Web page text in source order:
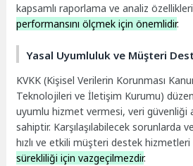
kapsamlı raporlama ve analiz
performansını ölçmek için önemlidir.
Yasal Uyumluluk ve Müşteri
KVKK (Kişisel Verilerin Korunması
Teknolojileri ve İletişim Kurumu)
uyumlu hizmet vermesi, veri güvenliği
sahiptir. Karşılaşılabilecek sorunlarda
hızlı ve etkili müşteri destek
sürekliliği için vazgeçilmezdir.